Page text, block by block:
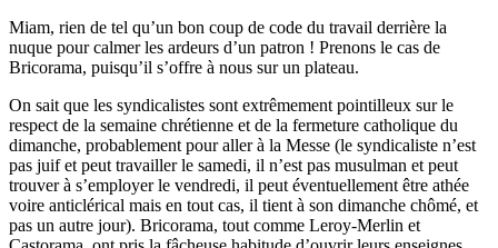
Miam, rien de tel qu’un bon coup de code du travail derrière la
nuque pour calmer les ardeurs d’un patron ! Prenons le cas de
Bricorama, puisqu’il s’offre à nous sur un plateau.
On sait que les syndicalistes sont extrêmement pointilleux sur le
respect de la semaine chrétienne et de la fermeture catholique du
dimanche, probablement pour aller à la Messe (le syndicaliste n’est
pas juif et peut travailler le samedi, il n’est pas musulman et peut
trouver à s’employer le vendredi, il peut éventuellement être athée
voire anticlérical mais en tout cas, il tient à son dimanche chômé, et
pas un autre jour). Bricorama, tout comme Leroy-Merlin et